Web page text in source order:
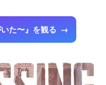
た〜』を観る